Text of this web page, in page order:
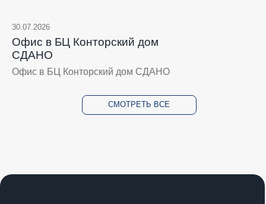
30.07.2026
Офис в БЦ Конторский дом
СДАНО
Офис в БЦ Конторский дом СДАНО
СМОТРЕТЬ ВСЕ